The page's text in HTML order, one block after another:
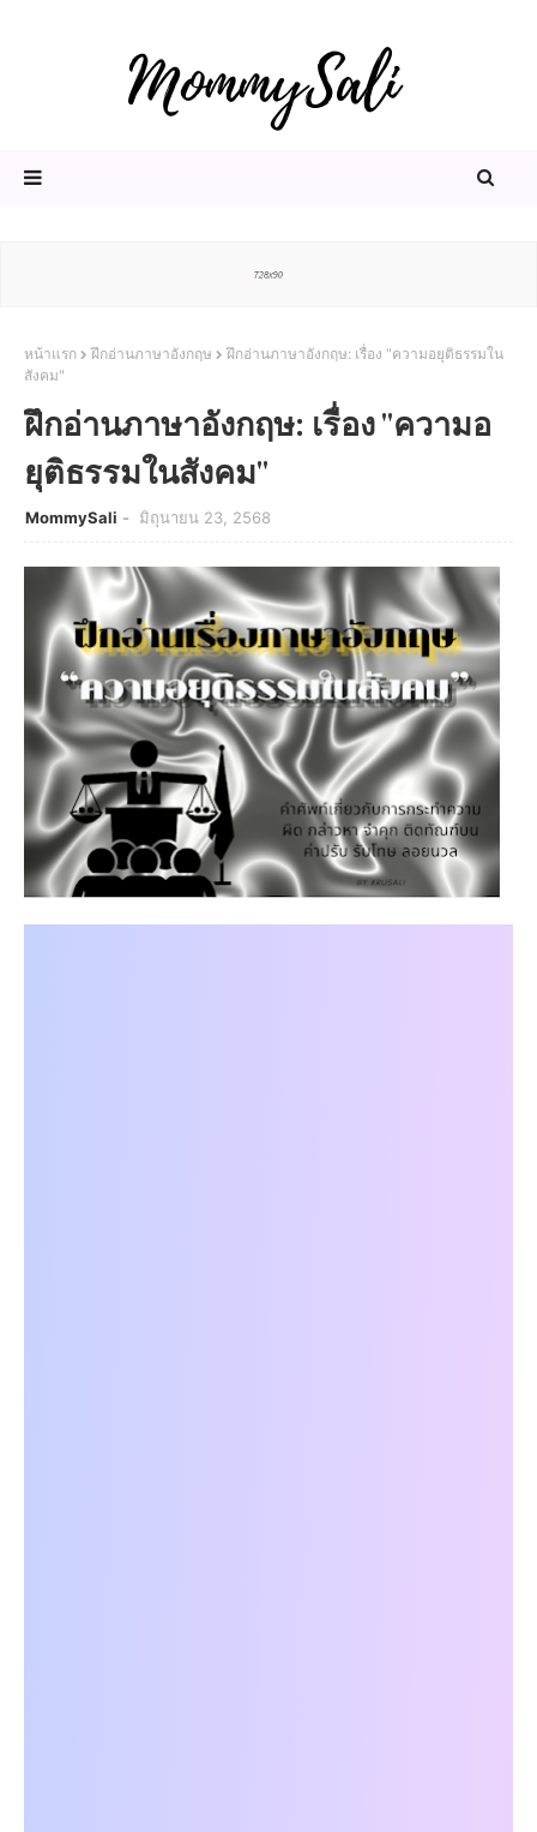
หน้าแรก ฝึกอ่านภาษาอังกฤษ
ฝึกอ่านภาษาอังกฤษ: เรื่อง "ความอยุติธรรมใน
สังคม"
ฝึกอ่านภาษาอังกฤษ: เรื่อง "ความอ
ยุติธรรมในสังคม"
MommySali มิถุนายน 23, 2568